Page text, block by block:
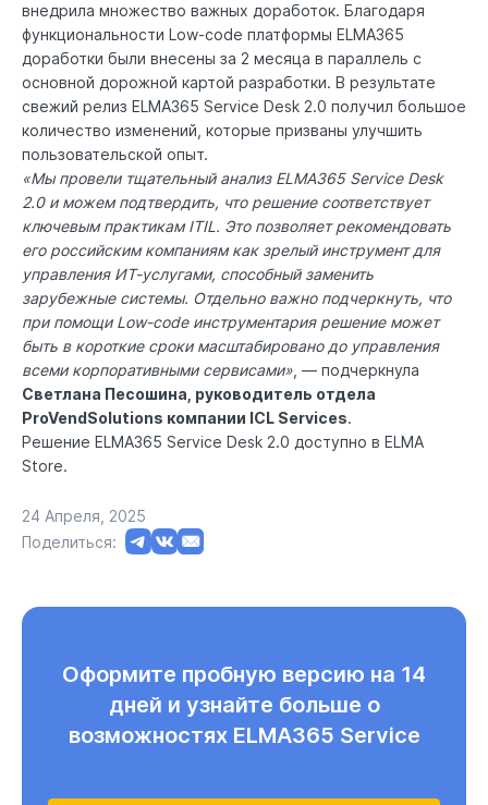
внедрила множество важных доработок. Благодаря
функциональности Low-code платформы ELMA365
доработки были внесены за 2 месяца в параллель с
основной дорожной картой разработки. В результате
свежий релиз ELMA365 Service Desk 2.0 получил большое
количество изменений, которые призваны улучшить
пользовательской опыт.
«Мы провели тщательный анализ ELMA365 Service Desk
2.0 и можем подтвердить, что решение соответствует
ключевым практикам ITIL. Это позволяет рекомендовать
его российским компаниям как зрелый инструмент для
управления ИТ-услугами, способный заменить
зарубежные системы. Отдельно важно подчеркнуть, что
при помощи Low-code инструментария решение может
быть в короткие сроки масштабировано до управления
всеми корпоративными сервисами» , — подчеркнула
Светлана Песошина, руководитель отдела
ProVendSolutions компании ICL Services.
Решение ELMA365 Service Desk 2.0 доступно в ELMA
Store.
24 Апреля, 2025
Поделиться:
Оформите пробную версию на 14
дней и узнайте больше о
возможностях ELMA365 Service